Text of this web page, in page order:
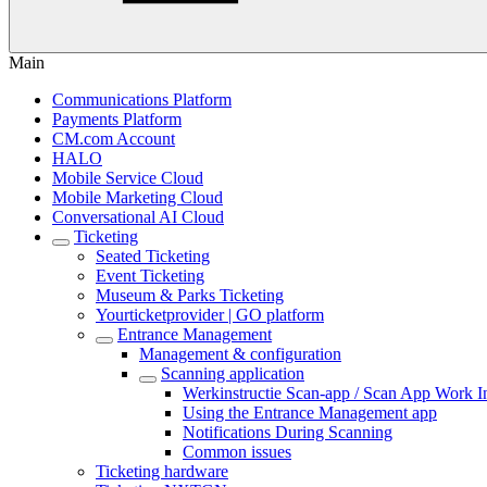
Main
Communications Platform
Payments Platform
CM.com Account
HALO
Mobile Service Cloud
Mobile Marketing Cloud
Conversational AI Cloud
Ticketing
Seated Ticketing
Event Ticketing
Museum & Parks Ticketing
Yourticketprovider | GO platform
Entrance Management
Management & configuration
Scanning application
Werkinstructie Scan-app / Scan App Work
Using the Entrance Management app
Notifications During Scanning
Common issues
Ticketing hardware